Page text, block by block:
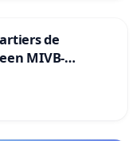
de
MIVB-
en Het